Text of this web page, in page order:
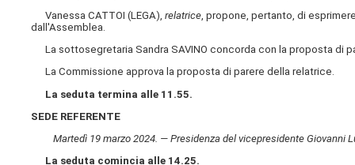
Vanessa CATTOI (LEGA),relatrice, propone, pertanto, di
dall'Assemblea.
La sottosegretaria Sandra SAVINO concorda con la proposta di
La Commissione approva la proposta di parere della relatrice.
La seduta termina alle 11.55.
SEDE REFERENTE
Martedì 19 marzo 2024. — Presidenza del vicepresidente Giovanni
La seduta comincia alle 14.25.